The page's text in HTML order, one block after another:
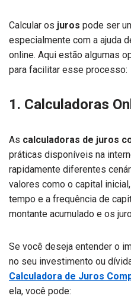
Calcular os juros pode ser
especialmente com a ajuda
online. Aqui estão algumas
para facilitar esse processo:
1. Calculadoras
As calculadoras de juros
práticas disponíveis na
rapidamente diferentes
valores como o capital
tempo e a frequência de
montante acumulado e os
Se você deseja entender o
no seu investimento ou
Calculadora de Juros
ela, você pode: